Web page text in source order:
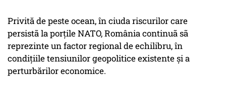
Privită de peste ocean, în ciuda riscurilor care
persistã la porțile NATO, România continuã sã
reprezinte un factor regional de echilibru, în
condițiile tensiunilor geopolitice existente și a
perturbărilor economice.